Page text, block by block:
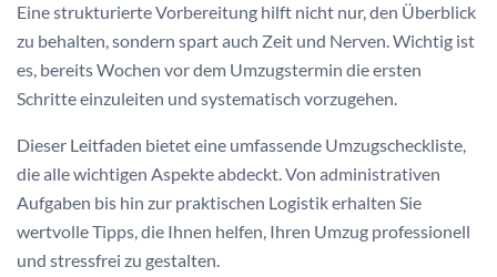
Eine strukturierte Vorbereitung hilft nicht nur, den Überblick
zu behalten, sondern spart auch Zeit und Nerven. Wichtig ist
es, bereits Wochen vor dem Umzugstermin die ersten
Schritte einzuleiten und systematisch vorzugehen.
Dieser Leitfaden bietet eine umfassende Umzugscheckliste,
die alle wichtigen Aspekte abdeckt. Von administrativen
Aufgaben bis hin zur praktischen Logistik erhalten Sie
wertvolle Tipps, die Ihnen helfen, Ihren Umzug professionell
und stressfrei zu gestalten.